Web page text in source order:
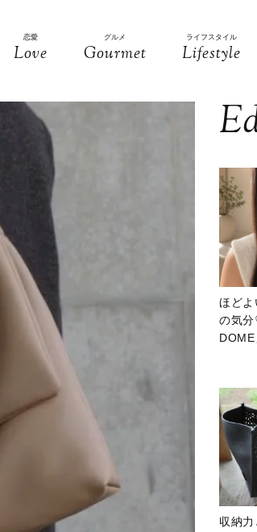
恋愛
Love
グルメ
Gourmet
ライフスタイル
Lifestyle
ほどよ
の気
DOME
収納力